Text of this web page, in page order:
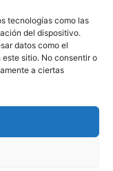
tecnologías como las
del dispositivo.
datos como el
sitio. No consentir o
a ciertas